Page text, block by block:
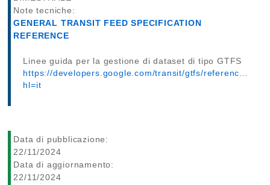
Note tecniche:
GENERAL TRANSIT FEED SPECIFICATION
REFERENCE
Linee guida per la gestione di dataset di tipo GTFS
https://developers.google.com/transit/gtfs/reference?
hl=it
Data di pubblicazione:
22/11/2024
Data di aggiornamento:
22/11/2024